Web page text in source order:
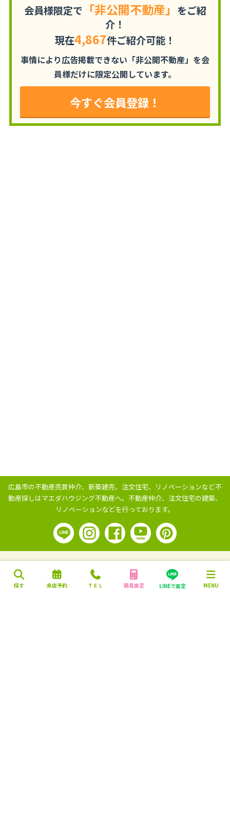
探す 来店予約 ＴＥＬ 簡易査定 LINEで査定 MENU
会員様限定で 「非公開不動産」 をご紹
介！
現在4,867件ご紹介可能！
事情により広告掲載できない「非公開不動産」を会
員様だけに限定公開しています。
今すぐ会員登録！
広島市の不動産売買仲介、新築建売、注文住宅、リノベーションなど不
動産探しはマエダハウジング不動産へ。 不動産仲介、注文住宅の建築、
リノベーションなどを行っております。